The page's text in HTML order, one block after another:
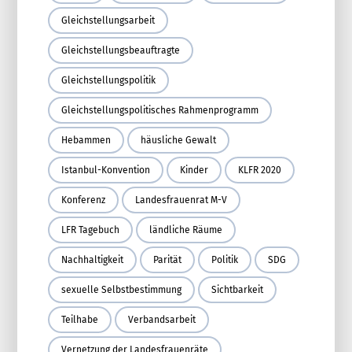
Gleichstellungsarbeit
Gleichstellungsbeauftragte
Gleichstellungspolitik
Gleichstellungspolitisches Rahmenprogramm
Hebammen häusliche Gewalt
Istanbul-Konvention Kinder KLFR 2020
Konferenz Landesfrauenrat M-V
LFR Tagebuch ländliche Räume
Nachhaltigkeit Parität Politik SDG
sexuelle Selbstbestimmung Sichtbarkeit
Teilhabe Verbandsarbeit
Vernetzung der Landesfrauenräte